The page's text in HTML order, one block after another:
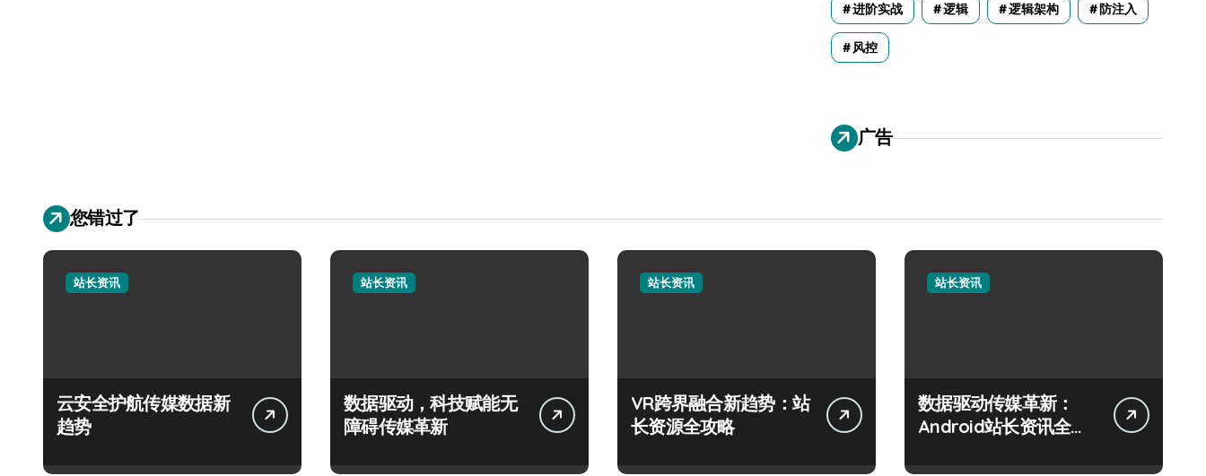
进阶实战 逻辑 逻辑架构 防注入
风控
广告
您错过了
站长资讯
云安全护航传媒数据新
趋势
站长资讯
数据驱动，科技赋能无
障碍传媒革新
站长资讯
VR跨界融合新趋势：站
长资源全攻略
站长资讯
数据驱动传媒革新：
Android站长资讯全攻